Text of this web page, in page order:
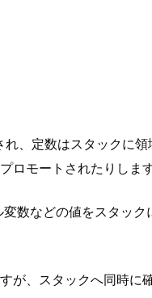
、定数はスタックに
ロモートされたりします
数などの値をスタッ
、スタックへ同時